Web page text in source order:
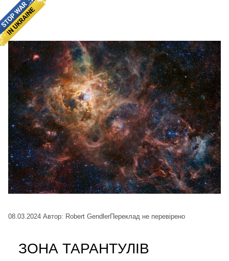
08.03.2024 Автор: Robert GendlerПереклад не перевірено
ЗОНА ТАРАНТУЛІВ